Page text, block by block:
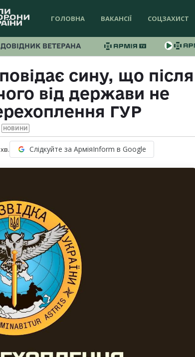
ГОЛОВНА ВАКАНСІЇ СОЦЗАХИСТ
ДОВІДНИК ВЕТЕРАНА
сину, що після
від держави не
ГУР
НОВИНИ
хв. Слідкуйте за АрміяInform в Google